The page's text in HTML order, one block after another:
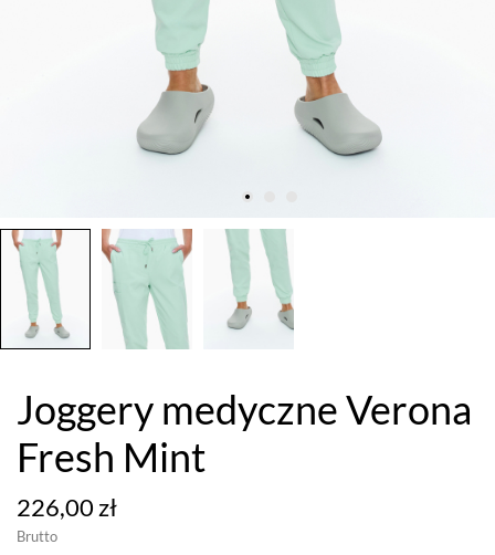
Joggery medyczne Verona
Fresh Mint
226,00 zł
Brutto